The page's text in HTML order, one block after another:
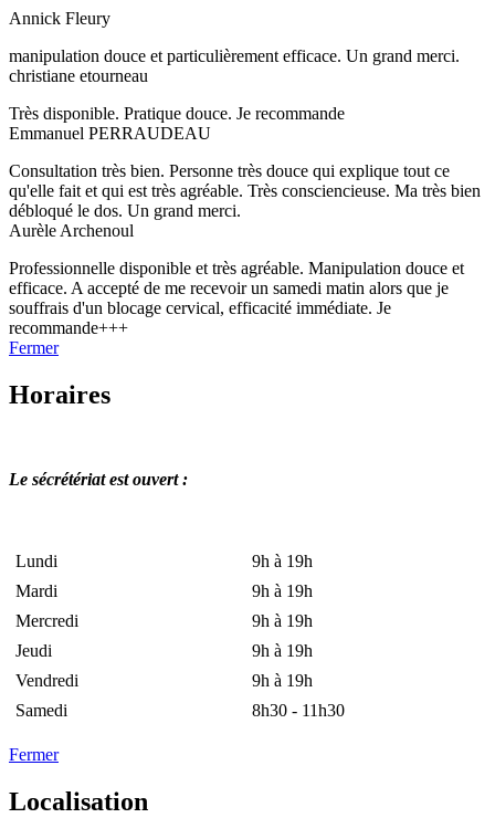
Annick Fleury
manipulation douce et particulièrement efficace. Un grand merci.
christiane etourneau
Très disponible. Pratique douce. Je recommande
Emmanuel PERRAUDEAU
Consultation très bien. Personne très douce qui explique tout ce
qu'elle fait et qui est très agréable. Très consciencieuse. Ma très bien
débloqué le dos. Un grand merci.
Aurèle Archenoul
Professionnelle disponible et très agréable. Manipulation douce et
efficace. A accepté de me recevoir un samedi matin alors que je
souffrais d'un blocage cervical, efficacité immédiate. Je
recommande+++
Fermer
Horaires
Le sécrétériat est ouvert :
Lundi
9h à 19h
Mardi
9h à 19h
Mercredi
9h à 19h
Jeudi
9h à 19h
Vendredi
9h à 19h
Samedi
8h30 - 11h30
Fermer
Localisation